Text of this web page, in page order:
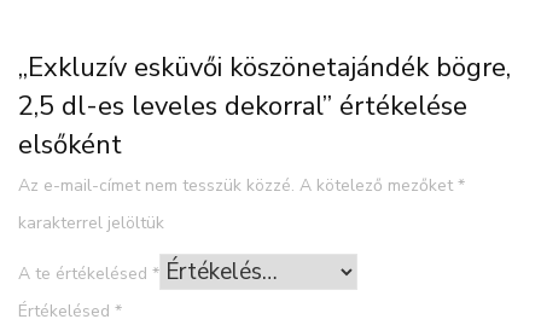
„Exkluzív esküvői köszönetajándék bögre,
2,5 dl-es leveles dekorral” értékelése
elsőként
Az e-mail-címet nem tesszük közzé. A kötelező mezőket*
karakterrel jelöltük
A te értékelésed *
Értékelésed *